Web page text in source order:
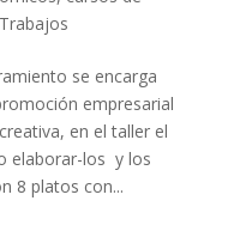
Trabajos
se encarga
empresarial
en el taller el
elaborar-los y los
8 platos con...